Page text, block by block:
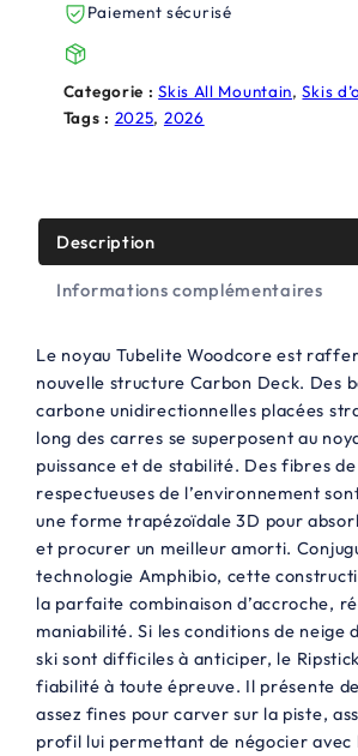
t
i
a
t
a
i
:
7
9
9
,
0
0
€
.
u
e
l
t
:
0
0
,
0
0
€
.
Paiement sécurisé
Categorie :Skis All Mountain, Skis
Tags : 2025, 2026
Description
Informations complémentaires
Le noyau Tubelite Woodcore est
nouvelle structure Carbon Deck. Des
carbone unidirectionnelles placées
long des carres se superposent au
puissance et de stabilité. Des fibres
respectueuses de l’environnement
une forme trapézoïdale 3D pour
et procurer un meilleur amorti.
technologie Amphibio, cette
la parfaite combinaison d’accroche,
maniabilité. Si les conditions de neige
ski sont difficiles à anticiper, le
fiabilité à toute épreuve. Il présente
assez fines pour carver sur la piste,
profil lui permettant de négocier avec